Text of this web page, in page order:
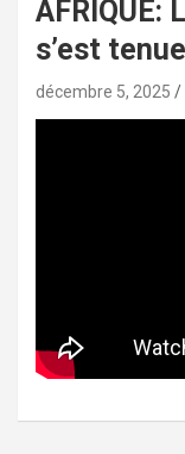
AFRIQUE:
s’est
décembre 5, 2025